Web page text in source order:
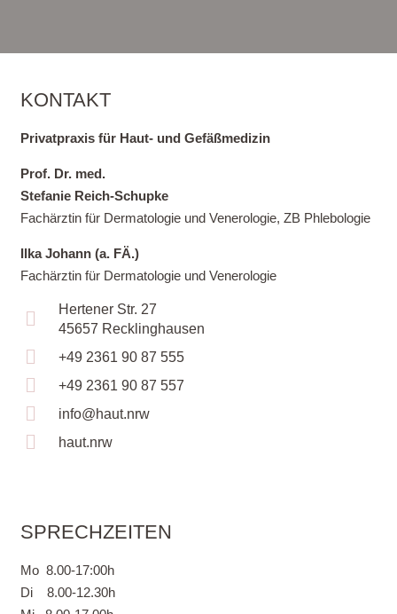
KONTAKT
Privatpraxis für Haut- und Gefäßmedizin
Prof. Dr. med.
Stefanie Reich-Schupke
Fachärztin für Dermatologie und Venerologie, ZB Phlebologie
Ilka Johann (a. FÄ.)
Fachärztin für Dermatologie und Venerologie
Hertener Str. 27
45657 Recklinghausen
+49 2361 90 87 555
+49 2361 90 87 557
info@haut.nrw
haut.nrw
SPRECHZEITEN
Mo 8.00-17:00h
Di 8.00-12.30h